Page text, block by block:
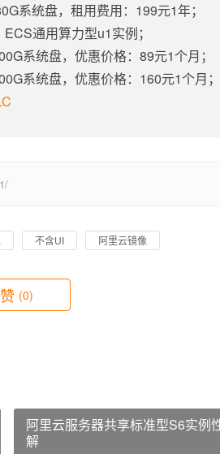
系统盘，租用费用：199元1年；
通用算力型u1实例；
系统盘，优惠价格：89元1个月；
系统盘，优惠价格：160元1个月；
不含UI 阿里云镜像
赞 (0)
阿里云服务器共享标准型S6实例
解